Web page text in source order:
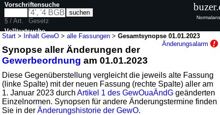
Start > Inhalt GewO >alle Fassungen >Gesamtsynopse 01.01.2023
Änderungsalarm
Synopse aller Änderungen der
Gewerbeordnung am 01.01.2023
Diese Gegenüberstellung vergleicht die jeweils alte Fassung
(linke Spalte) mit der neuen Fassung (rechte Spalte) aller am
1. Januar 2023 durchArtikel 1 des GewOuaÄndG geänderten
Einzelnormen. Synopsen für andere Änderungstermine finden
Sie in derÄnderungshistorie der GewO.
Vorschriftensuche
§ / Art.
Gesetz
Volltextsuche
nur in GewO